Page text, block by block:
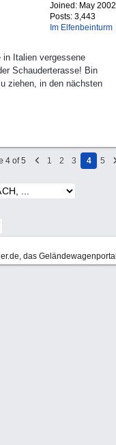
Joined: May 2002
Posts: 3,443
Im Elfenbeinturm
in Italien vergessene
Schauderterasse! Bin
ziehen, in den nächsten
4 of 5 1 2 3 4
5
das